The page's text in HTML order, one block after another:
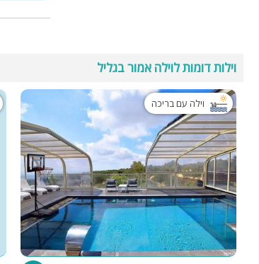
וילות דומות לוילה אמור בגליל
וילה עם בריכה